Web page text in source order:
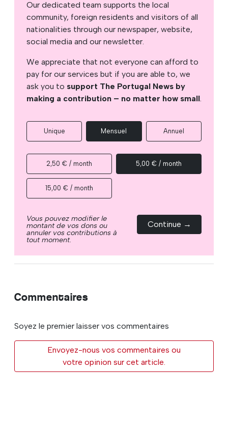
Our dedicated team supports the local
community, foreign residents and visitors of all
nationalities through our newspaper, website,
social media and our newsletter.
We appreciate that not everyone can afford to
pay for our services but if you are able to, we
ask you to support The Portugal News by
making a contribution – no matter how small.
Unique Mensuel Annuel
2,50 € / month 5,00 € / month
15,00 € / month
Vous pouvez modifier le
montant de vos dons ou
annuler vos contributions à
tout moment.
Continue →
Commentaires
Soyez le premier laisser vos commentaires
Envoyez-nous vos commentaires ou
votre opinion sur cet article.